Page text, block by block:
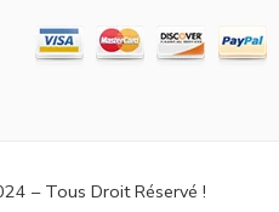
– Tous Droit Réservé !